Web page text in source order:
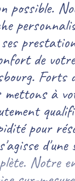
possible.
de
Forts
mettons à
pour
Notre